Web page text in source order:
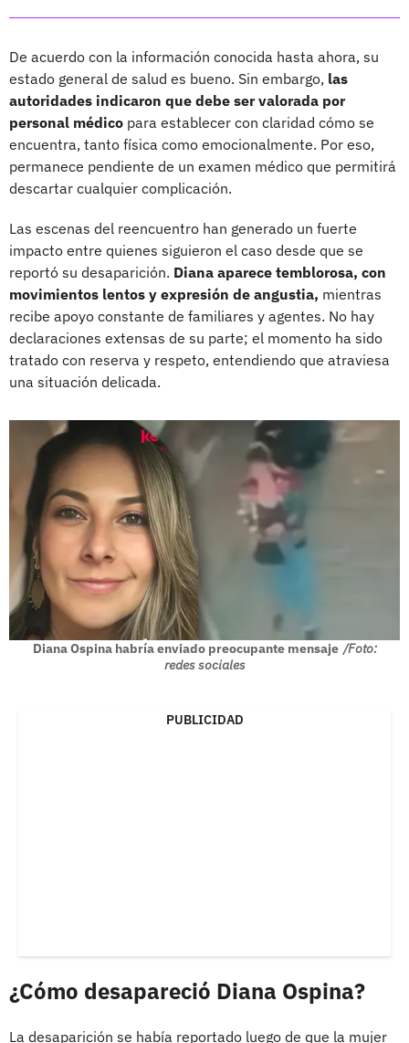
De acuerdo con la información conocida hasta ahora, su
estado general de salud es bueno. Sin embargo, las
autoridades indicaron que debe ser valorada por
personal médico para establecer con claridad cómo se
encuentra, tanto física como emocionalmente. Por eso,
permanece pendiente de un examen médico que permitirá
descartar cualquier complicación.
Las escenas del reencuentro han generado un fuerte
impacto entre quienes siguieron el caso desde que se
reportó su desaparición. Diana aparece temblorosa, con
movimientos lentos y expresión de angustia, mientras
recibe apoyo constante de familiares y agentes. No hay
declaraciones extensas de su parte; el momento ha sido
tratado con reserva y respeto, entendiendo que atraviesa
una situación delicada.
Diana Ospina habría enviado preocupante mensaje /Foto:
redes sociales
PUBLICIDAD
¿Cómo desapareció Diana Ospina?
La desaparición se había reportado luego de que la mujer